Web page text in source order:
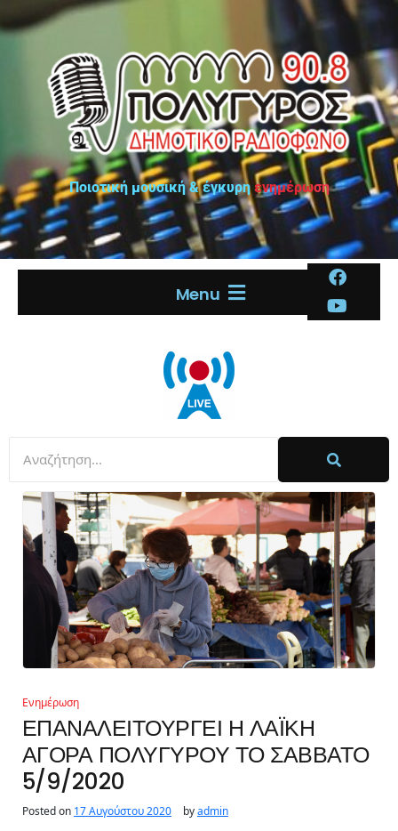
Ποιοτική μουσική & έγκυρη ενημέρωση
Menu
Ενημέρωση
ΕΠΑΝΑΛΕΙΤΟΥΡΓΕΙ Η ΛΑΪΚΗ
ΑΓΟΡΑ ΠΟΛΥΓΥΡΟΥ ΤΟ ΣΑΒΒΑΤΟ
5/9/2020
Posted on 17 Αυγούστου 2020 byadmin